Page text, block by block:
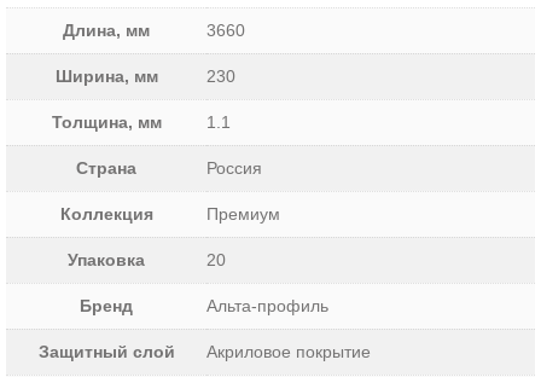
Длина, мм 3660
Ширина, мм 230
Толщина, мм 1.1
Страна Россия
Коллекция Премиум
Упаковка 20
Бренд Альта-профиль
Защитный слой Акриловое покрытие